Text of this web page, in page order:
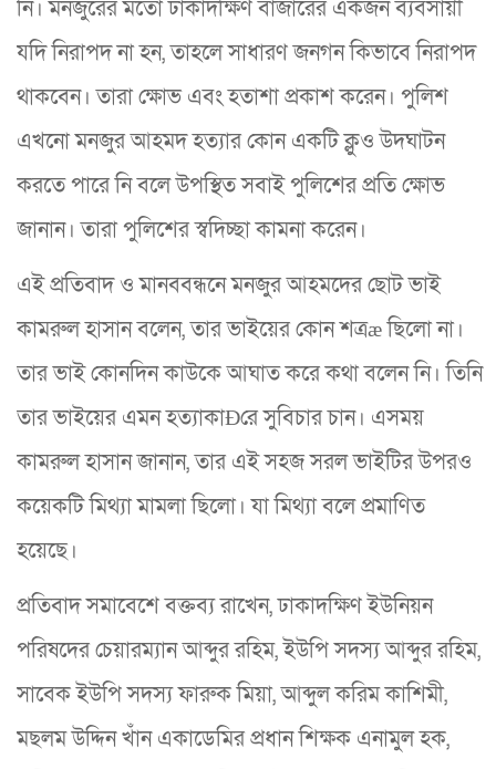
নি। মনজুরের মতো ঢাকাদক্ষিণ বাজারের একজন ব্যবসায়ী
যদি নিরাপদ না হন, তাহলে সাধারণ জনগন কিভাবে নিরাপদ
থাকবেন। তারা ক্ষোভ এবং হতাশা প্রকাশ করেন। পুলিশ
এখনো মনজুর আহমদ হত্যার কোন একটি ক্লুও উদঘাটন
করতে পারে নি বলে উপস্থিত সবাই পুলিশের প্রতি ক্ষোভ
জানান। তারা পুলিশের স্বদিচ্ছা কামনা করেন।
এই প্রতিবাদ ও মানববন্ধনে মনজুর আহমদের ছোট ভাই
কামরুল হাসান বলেন, তার ভাইয়ের কোন শত্রæ ছিলো না।
তার ভাই কোনদিন কাউকে আঘাত করে কথা বলেন নি। তিনি
তার ভাইয়ের এমন হত্যাকাÐের সুবিচার চান। এসময়
কামরুল হাসান জানান, তার এই সহজ সরল ভাইটির উপরও
কয়েকটি মিথ্যা মামলা ছিলো। যা মিথ্যা বলে প্রমাণিত
হয়েছে।
প্রতিবাদ সমাবেশে বক্তব্য রাখেন, ঢাকাদক্ষিণ ইউনিয়ন
পরিষদের চেয়ারম্যান আব্দুর রহিম, ইউপি সদস্য আব্দুর রহিম,
সাবেক ইউপি সদস্য ফারুক মিয়া, আব্দুল করিম কাশিমী,
মছলম উদ্দিন খাঁন একাডেমির প্রধান শিক্ষক এনামুল হক,